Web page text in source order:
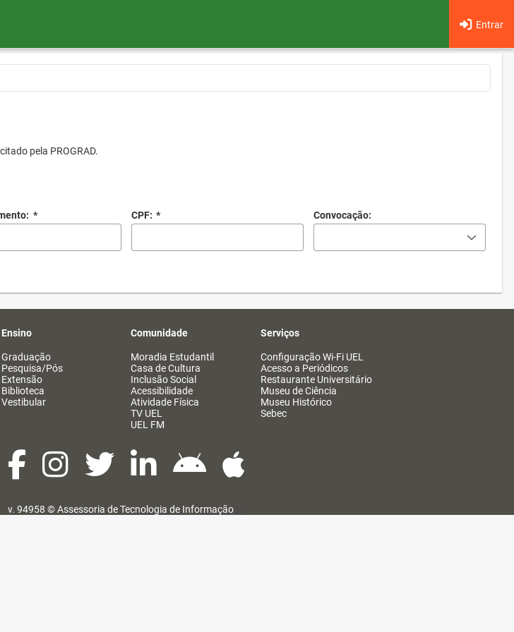
Entrar
pela PROGRAD.
* CPF: * Convocação:
Ensino
Graduação
Pesquisa/Pós
Extensão
Biblioteca
Vestibular
Comunidade
Moradia Estudantil
Casa de Cultura
Inclusão Social
Acessibilidade
Atividade Física
TV UEL
UEL FM
Serviços
Configuração Wi-Fi UEL
Acesso a Periódicos
Restaurante Universitário
Museu de Ciência
Museu Histórico
Sebec
v. 94958 ©Assessoria de Tecnologia de Informação